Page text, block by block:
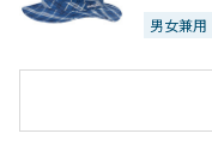
男女兼用